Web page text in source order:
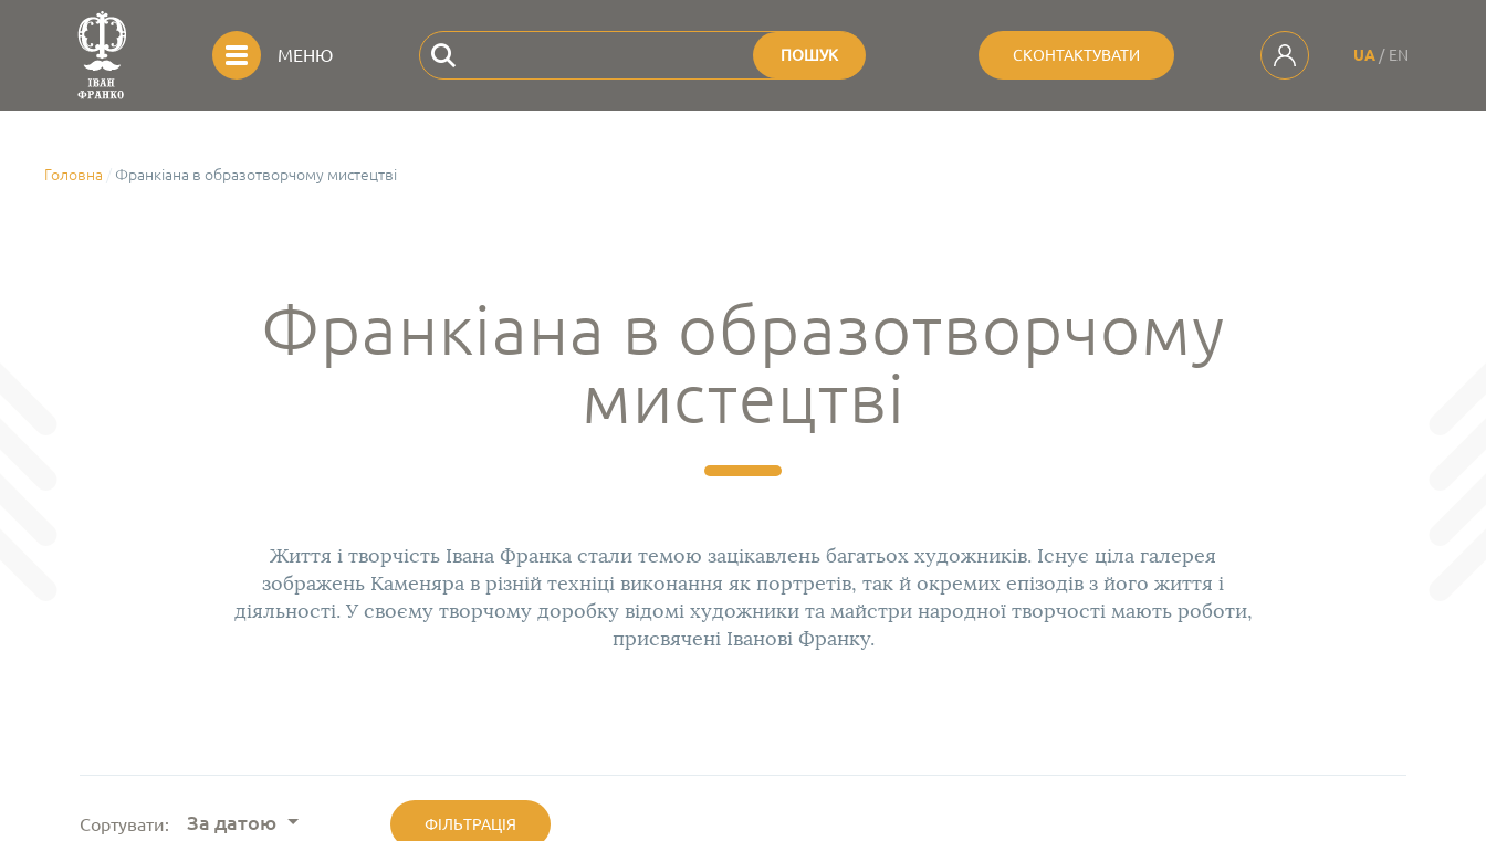
МЕНЮ ПОШУК СКОНТАКТУВАТИ UA EN
Головна Франкіана в образотворчому мистецтві
Франкіана в образотворчому
мистецтві
Життя і творчість Івана Франка стали темою зацікавлень багатьох художників. Існує ціла галерея
зображень Каменяра в різній техніці виконання як портретів, так й окремих епізодів з його життя і
діяльності. У своєму творчому доробку відомі художники та майстри народної творчості мають роботи,
присвячені Іванові Франку.
Сортувати: За датою ФІЛЬТРАЦІЯ